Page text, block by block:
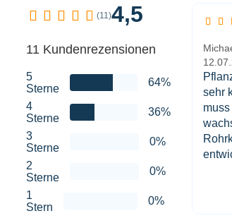
(11)4,5
11 Kundenrezensionen
5
Sterne
64%
4
Sterne
36%
3
Sterne
0%
2
Sterne
0%
1
Stern
0%
sehr